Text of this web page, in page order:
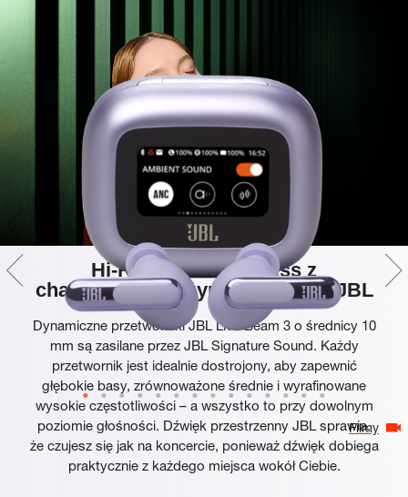
Filmy
Hi-Res Audio Wireless z
charakterystycznym dźwiękiem JBL
Dynamiczne przetworniki JBL Live Beam 3 o średnicy 10
mm są zasilane przez JBL Signature Sound. Każdy
przetwornik jest idealnie dostrojony, aby zapewnić
głębokie basy, zrównoważone średnie i wyrafinowane
wysokie częstotliwości – a wszystko to przy dowolnym
poziomie głośności. Dźwięk przestrzenny JBL sprawia,
że czujesz się jak na koncercie, ponieważ dźwięk dobiega
praktycznie z każdego miejsca wokół Ciebie.